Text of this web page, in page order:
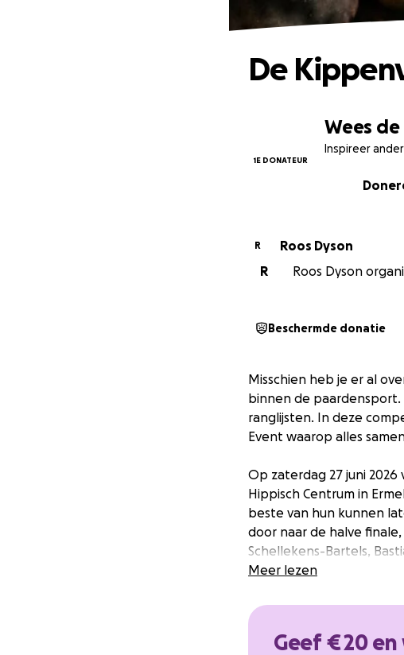
Wees
Inspireer
1E DONATEUR
De
R
Roos Dyson
R
Roos Dyson
Beschermde donatie
Misschien heb je er al
binnen de
ranglijsten. In deze
Event waarop alles
Op zaterdag 27 juni
Hippisch Centrum in
beste van hun kunnen
door naar de halve
Schellekens-Bartels,
Karin Retera, kiezen
Van deze tien
thuis bepalen wie er
Meer lezen
Geef € 20